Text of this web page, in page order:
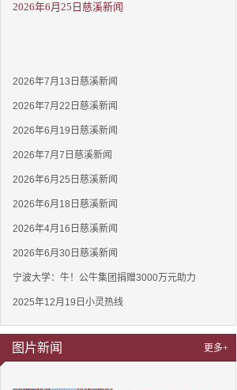
2026年6月25日慈溪新闻
2026年7月13日慈溪新闻
2026年7月22日慈溪新闻
2026年6月19日慈溪新闻
2026年7月7日慈溪新闻
2026年6月25日慈溪新闻
2026年6月18日慈溪新闻
2026年4月16日慈溪新闻
2026年6月30日慈溪新闻
宁波大学：牛！公牛集团捐赠3000万元助力
2025年12月19日小灵热线
图片新闻 更多+